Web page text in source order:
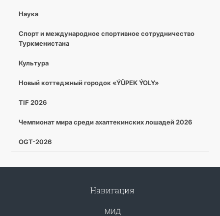
Наука
Спорт и международное спортивное сотрудничество
Туркменистана
Культура
Новый коттеджный городок «ÝÜPEK ÝOLY»
TIF 2026
Чемпионат мира среди ахалтекинских лошадей 2026
OGT-2026
Навигация
МИД